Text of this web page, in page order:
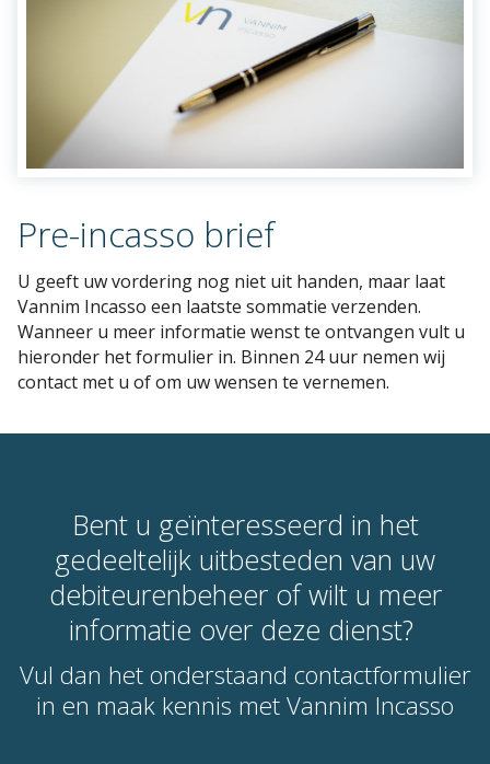
Pre-incasso brief
U geeft uw vordering nog niet uit handen, maar laat
Vannim Incasso een laatste sommatie verzenden.
Wanneer u meer informatie wenst te ontvangen vult u
hieronder het formulier in. Binnen 24 uur nemen wij
contact met u of om uw wensen te vernemen.
Bent u geïnteresseerd in het
gedeeltelijk uitbesteden van uw
debiteurenbeheer of wilt u meer
informatie over deze dienst?
Vul dan het onderstaand contactformulier
in en maak kennis met Vannim Incasso